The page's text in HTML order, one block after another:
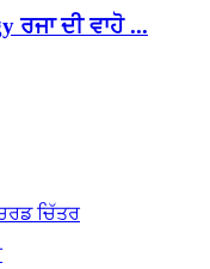
ਰਜਾ ਦੀ ਵਾਹੋ ...